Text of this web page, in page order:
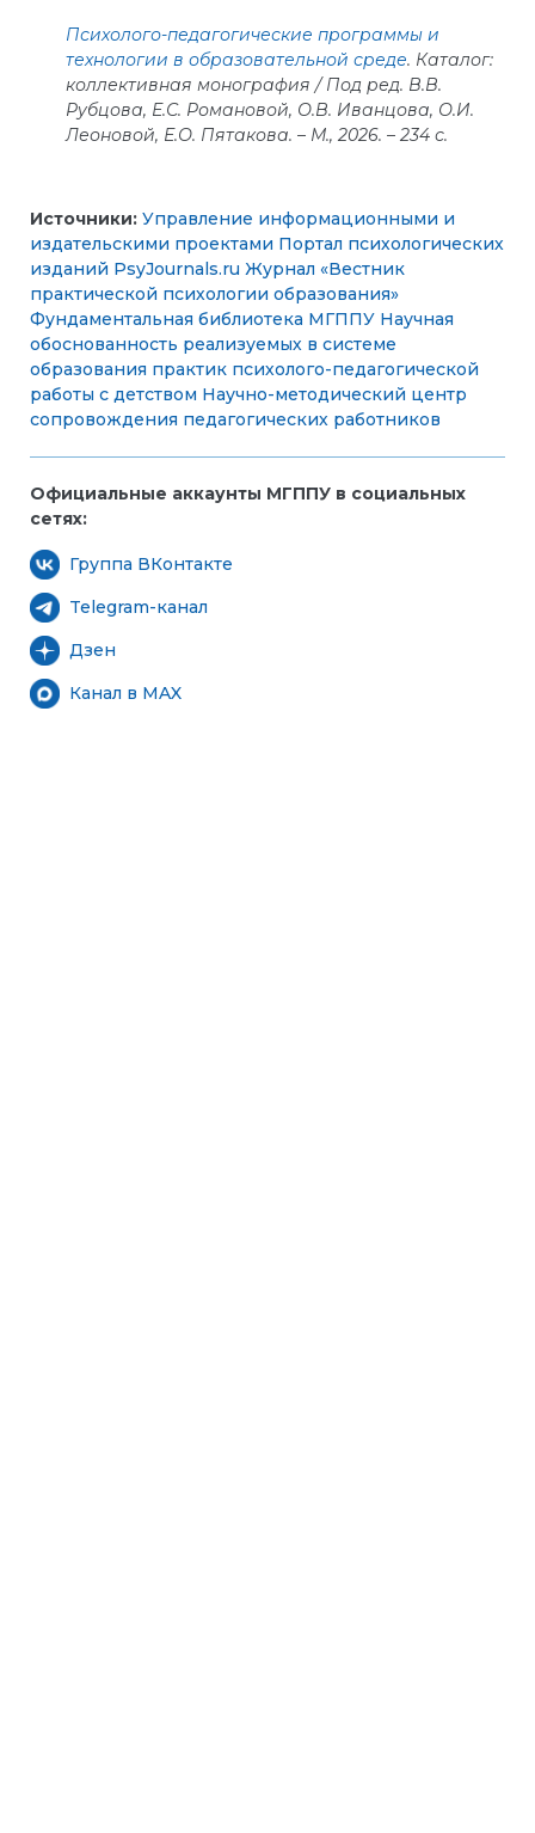
Психолого-педагогические программы и
технологии в образовательной среде. Каталог:
коллективная монография / Под ред. В.В.
Рубцова, Е.С. Романовой, О.В. Иванцова, О.И.
Леоновой, Е.О. Пятакова. – М., 2026. – 234 с.
Источники: Управление информационными и
издательскими проектами Портал психологических
изданий PsyJournals.ru Журнал «Вестник
практической психологии образования»
Фундаментальная библиотека МГППУ Научная
обоснованность реализуемых в системе
образования практик психолого-педагогической
работы с детством Научно-методический центр
сопровождения педагогических работников
Официальные аккаунты МГППУ в социальных
сетях:
Группа ВКонтакте
Telegram-канал
Дзен
Канал в MAX